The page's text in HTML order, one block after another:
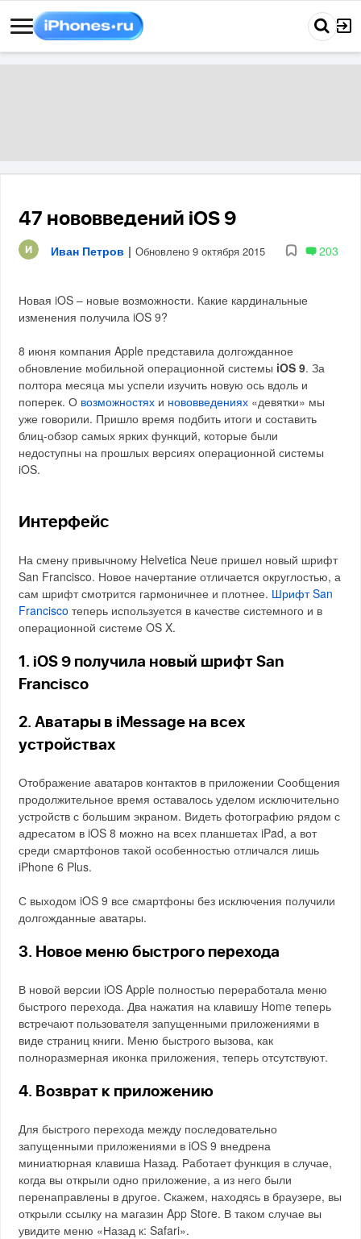
47 нововведений iOS 9
Иван Петров | Обновлено 9 октября 2015 203
Новая iOS – новые возможности. Какие кардинальные
изменения получила iOS 9?
8 июня компания Apple представила долгожданное
обновление мобильной операционной системы iOS 9. За
полтора месяца мы успели изучить новую ось вдоль и
поперек. О возможностях и нововведениях «девятки» мы
уже говорили. Пришло время подбить итоги и составить
блиц-обзор самых ярких функций, которые были
недоступны на прошлых версиях операционной системы
iOS.
Интерфейс
На смену привычному Helvetica Neue пришел новый шрифт
San Francisco. Новое начертание отличается округлостью, а
сам шрифт смотрится гармоничнее и плотнее. Шрифт San
Franciscoтеперь используется в качестве системного и в
операционной системе OS X.
1. iOS 9 получила новый шрифт San
Francisco
2. Аватары в iMessage на всех
устройствах
Отображение аватаров контактов в приложении Сообщения
продолжительное время оставалось уделом исключительно
устройств с большим экраном. Видеть фотографию рядом с
адресатом в iOS 8 можно на всех планшетах iPad, а вот
среди смартфонов такой особенностью отличался лишь
iPhone 6 Plus.
С выходом iOS 9 все смартфоны без исключения получили
долгожданные аватары.
3. Новое меню быстрого перехода
В новой версии iOS Apple полностью переработала меню
быстрого перехода. Два нажатия на клавишу Home теперь
встречают пользователя запущенными приложениями в
виде страниц книги. Меню быстрого вызова, как
полноразмерная иконка приложения, теперь отсутствуют.
4. Возврат к приложению
Для быстрого перехода между последовательно
запущенными приложениями в iOS 9 внедрена
миниатюрная клавиша Назад. Работает функция в случае,
когда вы открыли одно приложение, а из него были
перенаправлены в другое. Скажем, находясь в браузере, вы
открыли ссылку на магазин App Store. В таком случае вы
увидите меню «Назад к: Safari».